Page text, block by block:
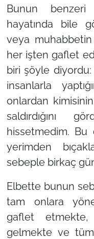
Bunun benzeri
hayatında bile
veya
her işten gaflet
biri şöyle diyordu:
insanlarla
onlardan
saldırdığını
hissetmedim.
yerimden
sebeple birkaç
Elbette bunun
tam onlara
gaflet etmekte,
gelmekte ve